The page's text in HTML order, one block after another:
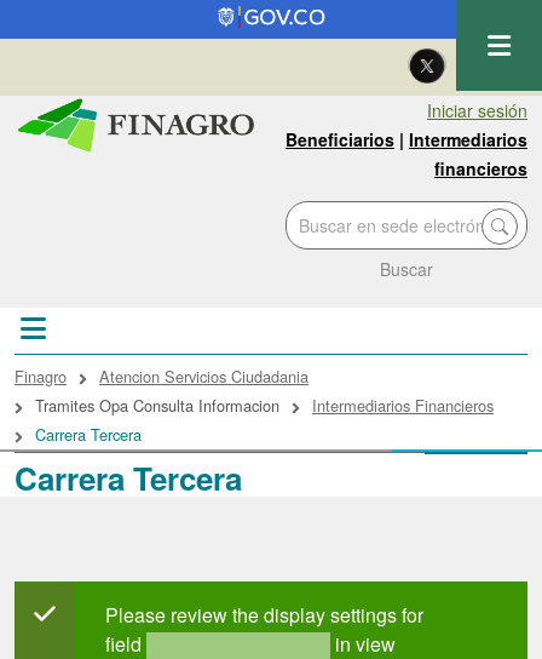
Pasar al contenido principal
| Eng
Iniciar sesión
Beneficiarios | Intermediarios
financieros
Buscar
Carrera Tercera
enlaces de ayuda a la
Finagro
Atencion Servicios Ciudadania
Tramites Opa Consulta Informacion
Intermediarios Financieros
Carrera Tercera
Mensaje de estado
Please review the display settings for
field
in view